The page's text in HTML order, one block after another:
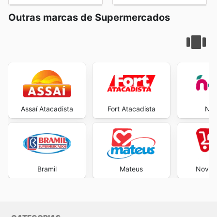
Outras marcas de Supermercados
Assaí Atacadista
Bramil
Fort Atacadista
Mateus Novo